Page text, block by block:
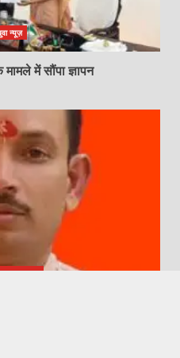
न्यूज़
में सौंपा ज्ञापन
शहर न्यूज़